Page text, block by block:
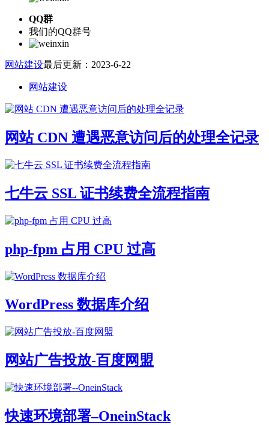
QQ群
我们的QQ群号
网站建设最后更新：2023-6-22
网站建设
网站 CDN 遭遇恶意访问后的处理全记录
七牛云 SSL 证书续费全流程指南
php-fpm 占用 CPU 过高
WordPress 数据库介绍
网站广告投放-百度网盟
快速环境部署–OneinStack